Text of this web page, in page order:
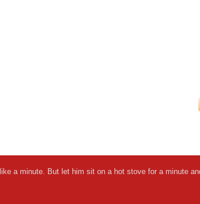
a minute. But let him sit on a hot stove for a minute